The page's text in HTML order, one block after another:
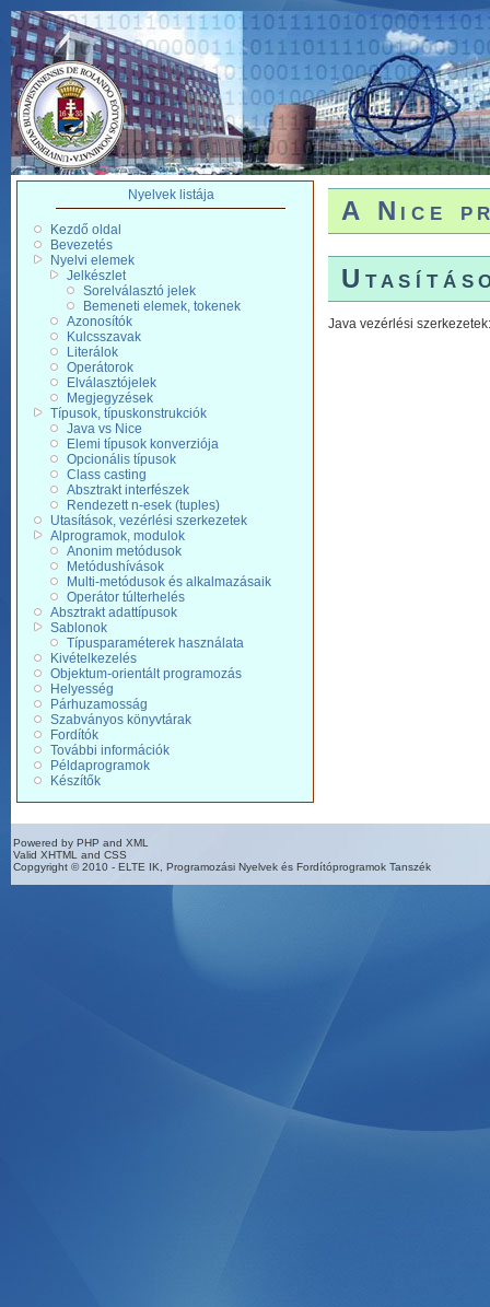
Nyelvek listája
Kezdő oldal
Bevezetés
Nyelvi elemek
Jelkészlet
Sorelválasztó jelek
Bemeneti elemek, tokenek
Azonosítók
Kulcsszavak
Literálok
Operátorok
Elválasztójelek
Megjegyzések
Típusok, típuskonstrukciók
Java vs Nice
Elemi típusok konverziója
Opcionális típusok
Class casting
Absztrakt interfészek
Rendezett n-esek (tuples)
Utasítások, vezérlési szerkezetek
Alprogramok, modulok
Anonim metódusok
Metódushívások
Multi-metódusok és alkalmazásaik
Operátor túlterhelés
Absztrakt adattípusok
Sablonok
Típusparaméterek használata
Kivételkezelés
Objektum-orientált programozás
Helyesség
Párhuzamosság
Szabványos könyvtárak
Fordítók
További információk
Példaprogramok
Készítők
A Nice
Java vezérlési
Powered by PHP and XML
Valid XHTML and CSS
Copgyright © 2010 - ELTE IK, Programozási Nyelvek és Fordítóprogramok Tanszék